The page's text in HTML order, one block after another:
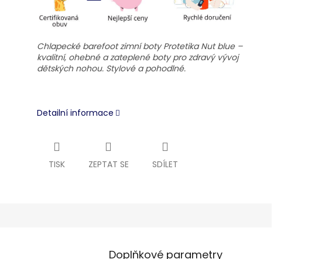
Chlapecké barefoot zimní boty Protetika Nut blue –
kvalitní, ohebné a zateplené boty pro zdravý vývoj
dětských nohou. Stylové a pohodlné.
Detailní informace
TISK ZEPTAT SE SDÍLET
Doplňkové parametry